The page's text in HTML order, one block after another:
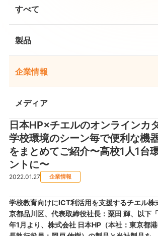
すべて
製品
企業情報
メディア
日本HP×チエルのオンラインカ
学校環境のシーン毎で便利な機
をまとめてご紹介〜高校1人1台
ントに〜
2022.01.27 企業情報
学校教育向けにICT利活用を支援するチエル株
京都品川区、代表取締役社長：粟田 輝、以下
年1月より、株式会社 日本HP（本社：東京都